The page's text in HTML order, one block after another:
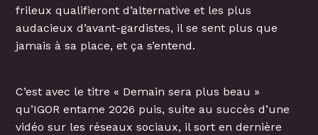
frileux qualifieront d’alternative et les plus
audacieux d’avant-gardistes, il se sent plus que
jamais à sa place, et ça s’entend.
C’est avec le titre « Demain sera plus beau »
qu’IGOR entame 2026 puis, suite au succès d’une
vidéo sur les réseaux sociaux, il sort en dernière